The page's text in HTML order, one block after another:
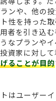
ンや、他の
性を持った
者を引き込
なプランや
資家に対し
ることが目的
はユーザー